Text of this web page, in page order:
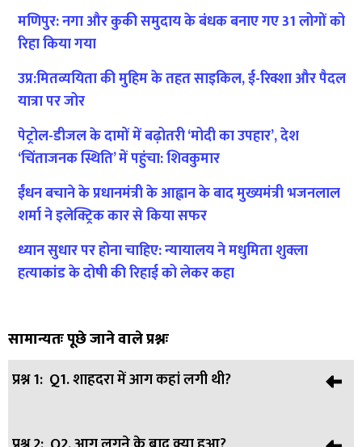
मणिपुर: नगा और कुकी समुदाय के बंधक बनाए गए 31 लोगों को
रिहा किया गया
उप्र:मितव्ययिता की मुहिम के तहत साइकिल, ई-रिक्शा और पैदल
यात्रा पर जोर
पेट्रोल-डीजल के दामों में बढ़ोतरी ‘मोदी का उपहार’, देश
‘चिंताजनक स्थिति’ में पहुंचा: शिवकुमार
ईंधन बचाने के प्रधानमंत्री के आह्वान के बाद मुख्यमंत्री भजनलाल
शर्मा ने इलेक्ट्रिक कार से किया सफर
ध्यान सुधार पर होना चाहिए: न्यायालय ने मधुमिता शुक्ला
हत्याकांड के दोषी की रिहाई को लेकर कहा
सामान्यतः पूछे जाने वाले प्रश्नः
प्रश्न 1: Q1. शाहदरा में आग कहां लगी थी?